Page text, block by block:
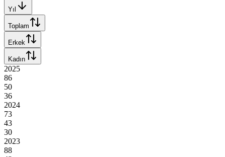
Yıl
Toplam
Erkek
Kadın
2025
86
50
36
2024
73
43
30
2023
88